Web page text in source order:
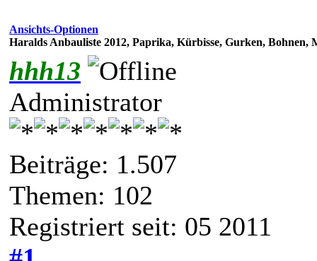
Ansichts-Optionen
Haralds Anbauliste 2012, Paprika, Kürbisse, Gurken, Bohnen,
hhh13
Administrator
Beiträge: 1.507
Themen: 102
Registriert seit: 05 2011